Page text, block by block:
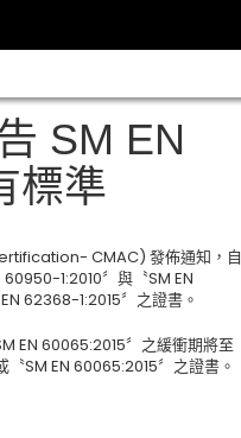
SM EN
標準
CMAC) 發佈通知，自
1:2010〞與〝SM EN
62368-1:2015〞之證書。
EN 60065:2015〞之緩衝期將至
SM EN 60065:2015〞之證書。